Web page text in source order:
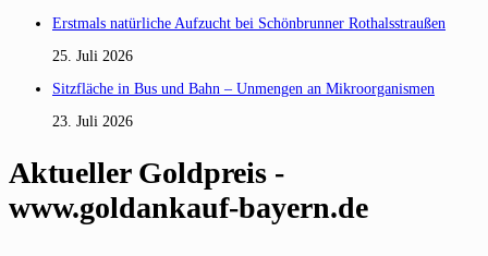
Erstmals natürliche Aufzucht bei Schönbrunner Rothalsstraußen
25. Juli 2026
Sitzfläche in Bus und Bahn – Unmengen an Mikroorganismen
23. Juli 2026
Aktueller Goldpreis -
www.goldankauf-bayern.de